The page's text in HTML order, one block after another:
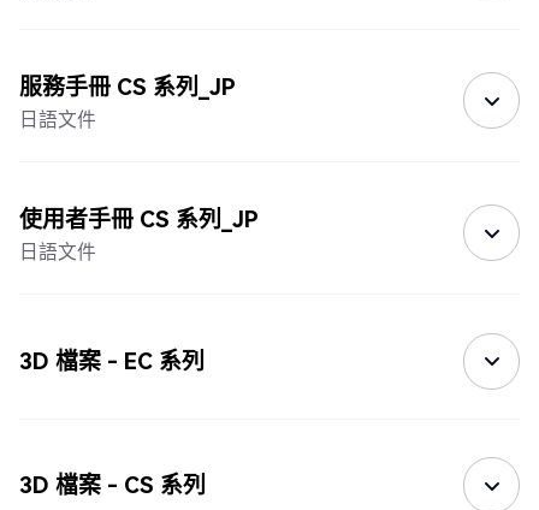
服務手冊 CS 系列_JP
日語文件
使用者手冊 CS 系列_JP
日語文件
3D 檔案 - EC 系列
3D 檔案 - CS 系列